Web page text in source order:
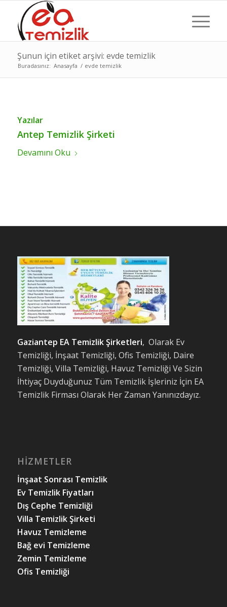
Şunun için etiket arşivi: evde temizlik
Buradasınız: Anasayfa / evde temizlik
Yazılar
Antep Temizlik Şirketi
Devamını Oku
Gaziantep EA Temizlik Şirketleri, Olarak Ev
Temizliği, İnşaat Temizliği, Ofis Temizliği, Daire
Temizliği, Villa Temizliği, Havuz Temizliği Ve Sizin
İhtiyaç Duyduğunuz Tüm Temizlik İşleriniz İçin EA
Temizlik Firması Olarak Her Zaman Yanınızdayız.
HIZMETLER
İnşaat Sonrası Temizlik
Ev Temizlik Fiyatları
Dış Cephe Temizliği
Villa Temizlik Şirketi
Havuz Temizleme
Bağ evi Temizleme
Zemin Temizleme
Ofis Temizliği